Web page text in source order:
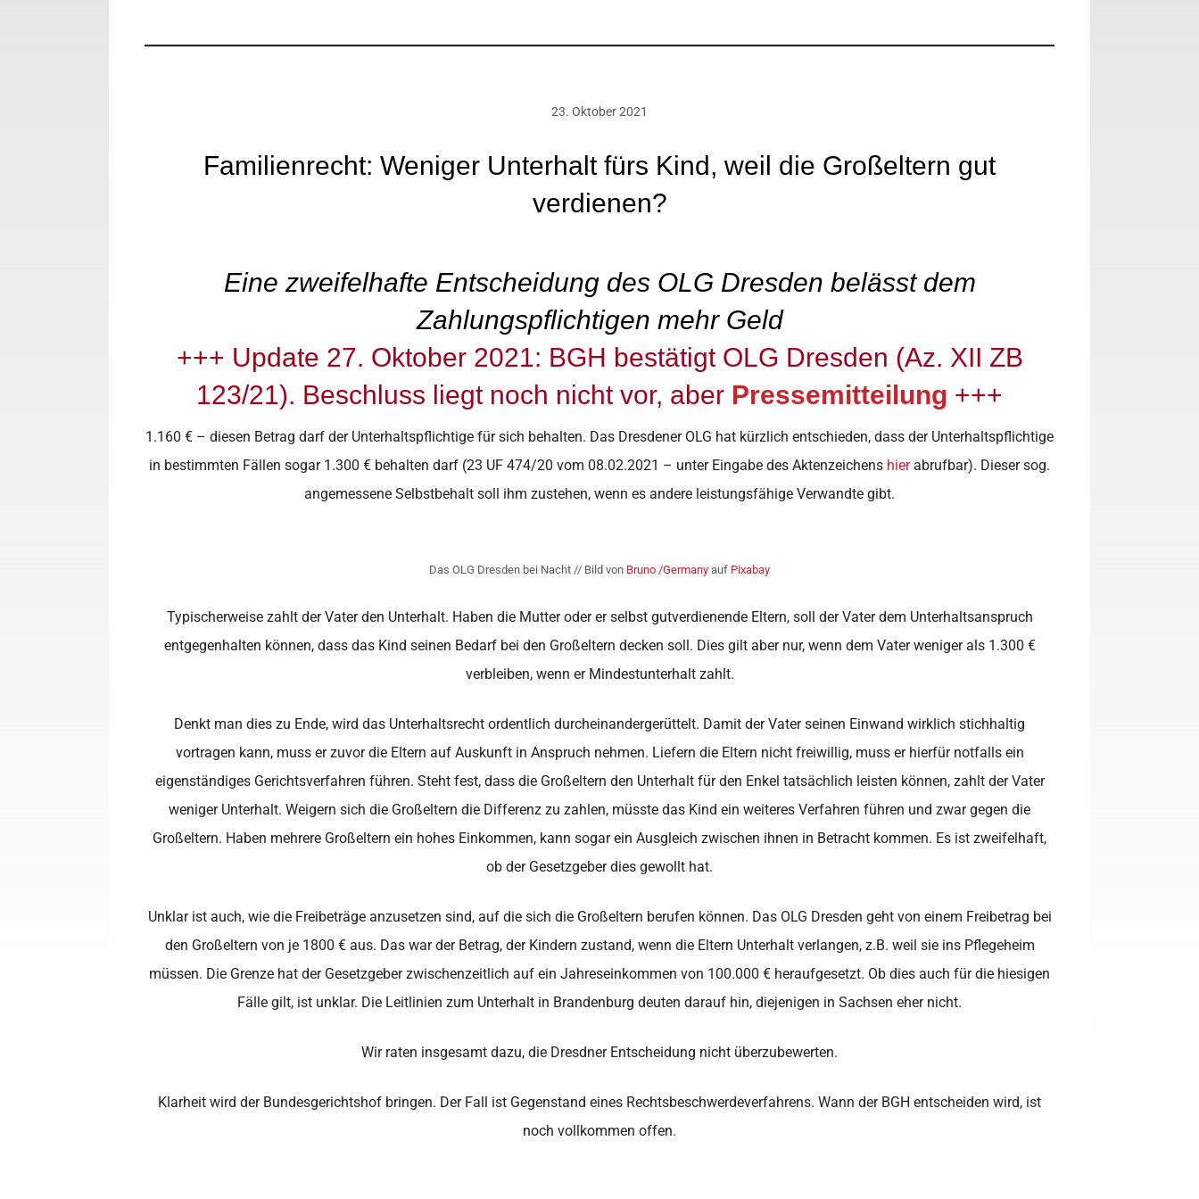
Familienrecht: Weniger Unterhalt fürs Kind, weil die Großeltern gut
verdienen?
23. Oktober 2021
Eine zweifelhafte Entscheidung des OLG Dresden belässt dem
Zahlungspflichtigen mehr Geld
+++ Update 27. Oktober 2021: BGH bestätigt OLG Dresden (Az. XII ZB
123/21). Beschluss liegt noch nicht vor, aber Pressemitteilung +++
1.160 € – diesen Betrag darf der Unterhaltspflichtige für sich behalten. Das Dresdener OLG hat kürzlich entschieden, dass der Unterhaltspflichtige
in bestimmten Fällen sogar 1.300 € behalten darf (23 UF 474/20 vom 08.02.2021 – unter Eingabe des Aktenzeichens hierabrufbar). Dieser sog.
angemessene Selbstbehalt soll ihm zustehen, wenn es andere leistungsfähige Verwandte gibt.
Das OLG Dresden bei Nacht // Bild von Bruno /Germany auf Pixabay
Typischerweise zahlt der Vater den Unterhalt. Haben die Mutter oder er selbst gutverdienende Eltern, soll der Vater dem Unterhaltsanspruch
entgegenhalten können, dass das Kind seinen Bedarf bei den Großeltern decken soll. Dies gilt aber nur, wenn dem Vater weniger als 1.300 €
verbleiben, wenn er Mindestunterhalt zahlt.
Denkt man dies zu Ende, wird das Unterhaltsrecht ordentlich durcheinandergerüttelt. Damit der Vater seinen Einwand wirklich stichhaltig
vortragen kann, muss er zuvor die Eltern auf Auskunft in Anspruch nehmen. Liefern die Eltern nicht freiwillig, muss er hierfür notfalls ein
eigenständiges Gerichtsverfahren führen. Steht fest, dass die Großeltern den Unterhalt für den Enkel tatsächlich leisten können, zahlt der Vater
weniger Unterhalt. Weigern sich die Großeltern die Differenz zu zahlen, müsste das Kind ein weiteres Verfahren führen und zwar gegen die
Großeltern. Haben mehrere Großeltern ein hohes Einkommen, kann sogar ein Ausgleich zwischen ihnen in Betracht kommen. Es ist zweifelhaft,
ob der Gesetzgeber dies gewollt hat.
Unklar ist auch, wie die Freibeträge anzusetzen sind, auf die sich die Großeltern berufen können. Das OLG Dresden geht von einem Freibetrag bei
den Großeltern von je 1800 € aus. Das war der Betrag, der Kindern zustand, wenn die Eltern Unterhalt verlangen, z.B. weil sie ins Pflegeheim
müssen. Die Grenze hat der Gesetzgeber zwischenzeitlich auf ein Jahreseinkommen von 100.000 € heraufgesetzt. Ob dies auch für die hiesigen
Fälle gilt, ist unklar. Die Leitlinien zum Unterhalt in Brandenburg deuten darauf hin, diejenigen in Sachsen eher nicht.
Wir raten insgesamt dazu, die Dresdner Entscheidung nicht überzubewerten.
Klarheit wird der Bundesgerichtshof bringen. Der Fall ist Gegenstand eines Rechtsbeschwerdeverfahrens. Wann der BGH entscheiden wird, ist
noch vollkommen offen.